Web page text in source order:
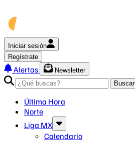
Iniciar sesión
Regístrate
Alertas
Newsletter
Buscar
Última Hora
Norte
Liga MX
Calendario